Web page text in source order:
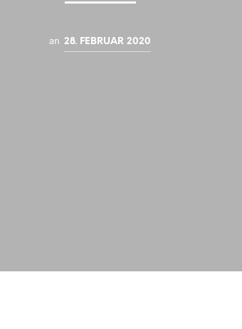
an 28. FEBRUAR 2020